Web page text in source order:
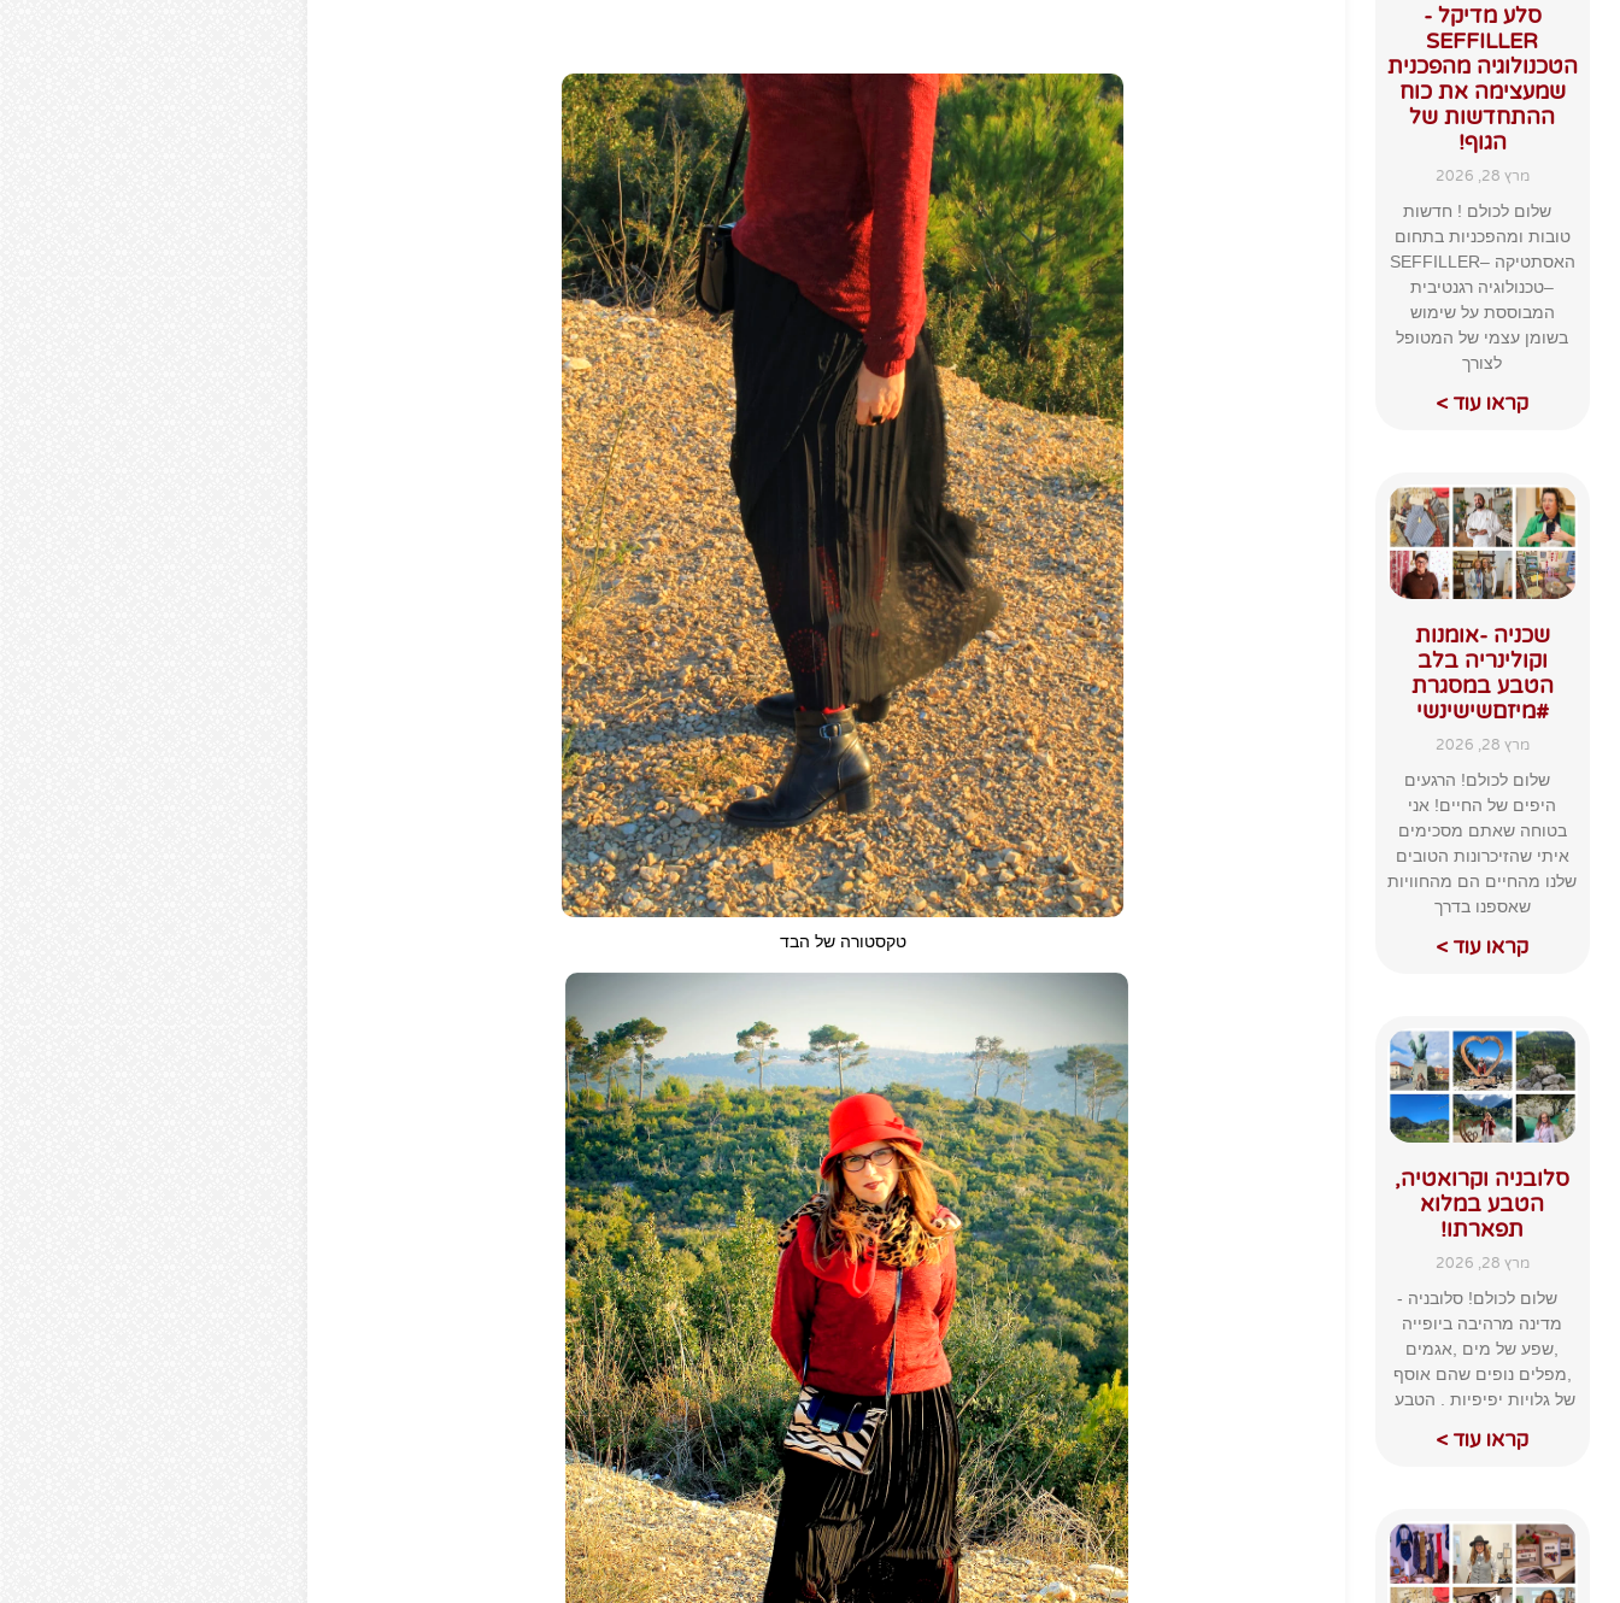
סלע מדיקל -
SEFFILLER
הטכנולוגיה מהפכנית
שמעצימה את כוח
ההתחדשות של
הגוף!
מרץ 28, 2026
שלום לכולם ! חדשות
טובות ומהפכניות בתחום
האסתטיקה –SEFFILLER
–טכנולוגיה רגנטיבית
המבוססת על שימוש
בשומן עצמי של המטופל
לצורך
קראו עוד >
שכניה -אומנות
וקולינריה בלב
הטבע במסגרת
#מיזםשישינשי
מרץ 28, 2026
שלום לכולם! הרגעים
היפים של החיים! אני
בטוחה שאתם מסכימים
איתי שהזיכרונות הטובים
שלנו מהחיים הם מהחוויות
שאספנו בדרך
קראו עוד >
סלובניה וקרואטיה,
הטבע במלוא
תפארתו!
מרץ 28, 2026
שלום לכולם! סלובניה -
מדינה מרהיבה ביופייה
,שפע של מים ,אגמים
,מפלים נופים שהם אוסף
של גלויות יפיפיות . הטבע
קראו עוד >
טקסטורה של הבד